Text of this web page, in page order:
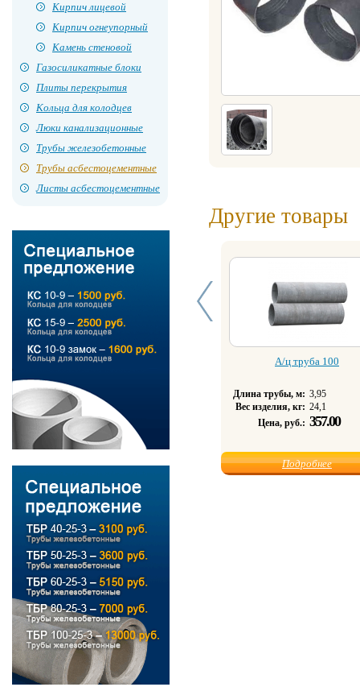
Кирпич лицевой
Кирпич огнеупорный
Камень стеновой
Газосиликатные блоки
Плиты перекрытия
Кольца для колодцев
Люки канализационные
Трубы железобетонные
Трубы асбестоцементные
Листы асбестоцементные
Другие товары
А/ц труба 100
Длина трубы, м: 3,95
Вес изделия, кг: 24,1
Цена, руб.: 357.00
Подробнее